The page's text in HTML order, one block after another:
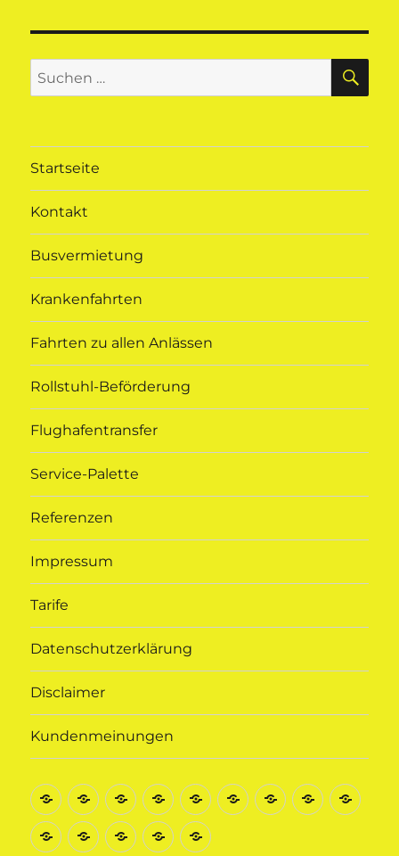
Suchen
nach:
Startseite
Kontakt
Busvermietung
Krankenfahrten
Fahrten zu allen Anlässen
Rollstuhl-Beförderung
Flughafentransfer
Service-Palette
Referenzen
Impressum
Tarife
Datenschutzerklärung
Disclaimer
Kundenmeinungen
StartseiteKontaktBusvermietung
Krankenfahrten
Fahrten
allen
Rollstuhl-
Beförderung
Service-
Palette
Impressum
TarifeDatenschutzerklärung
DisclaimerKundenmeinungen